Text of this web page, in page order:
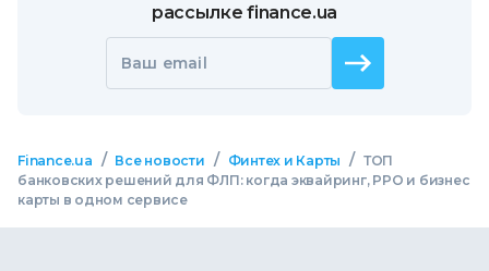
рассылке finance.ua
Ваш email
Finance.ua / Все новости / Финтех и Карты / ТОП
банковских решений для ФЛП: когда эквайринг, РРО и бизнес
карты в одном сервисе